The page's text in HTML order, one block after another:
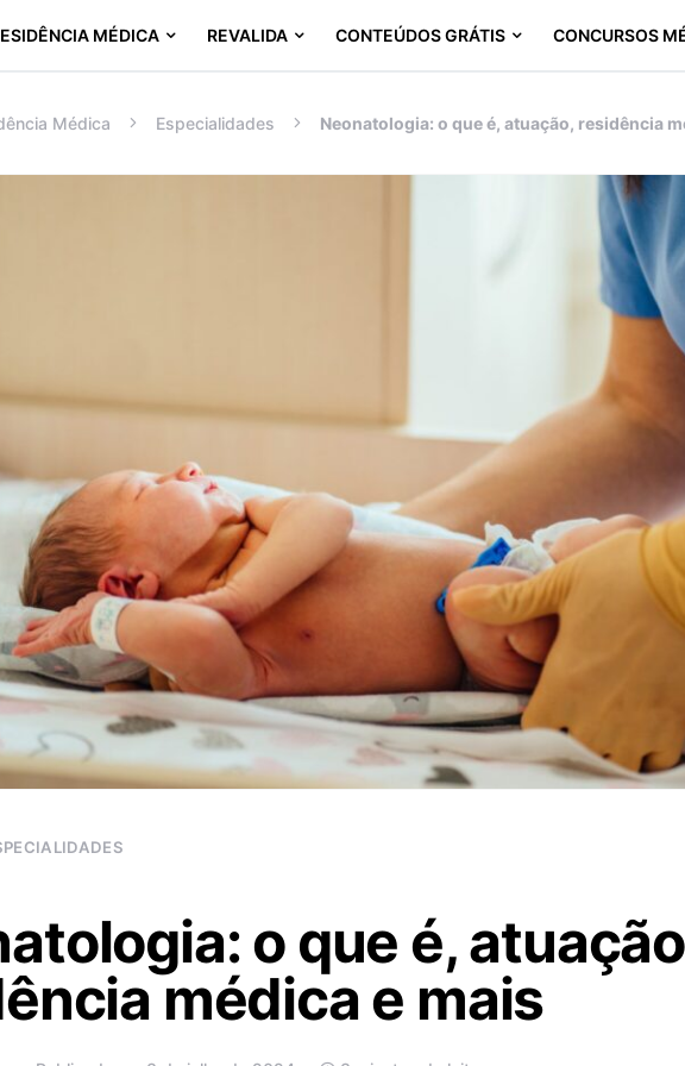
MÉDICA REVALIDA CONTEÚDOS GRÁTIS CONCURSOS
Médica Especialidades Neonatologia: o que é, atuação, residência
o que é,
médica e mais